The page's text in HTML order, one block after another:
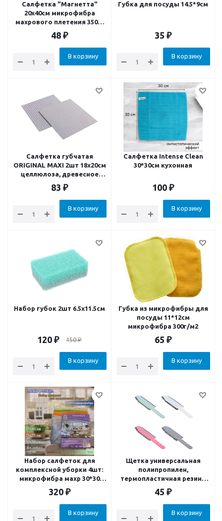
Салфетка "Магнетта"
20х40см микрофибра
махрового плетения 350г/
м2
48 ₽
В корзину
Губка для посуды 14.5*9см
35 ₽
В корзину
Салфетка губчатая
ORIGINAL MAXI 2шт 18x20см
целлюлоза, древесное
волокно, хлопок
83 ₽
В корзину
Салфетка Intense Clean
30*30см кухонная
100 ₽
В корзину
Набор губок 2шт 6.5х11.5см
120 ₽ 150₽
В корзину
Губка из микрофибры для
посуды 11*12см
микрофибра 300г/м2
65 ₽
В корзину
Набор салфеток для
комплексной уборки 4шт:
микрофибра махр 30*30
гладкая 35*40 длин-
короткий 30*30 скрабер
25*25
320 ₽
В корзину
Щетка универсальная
полипропилен,
термопластичная резина
25х5см 4 цвета
45 ₽
В корзину